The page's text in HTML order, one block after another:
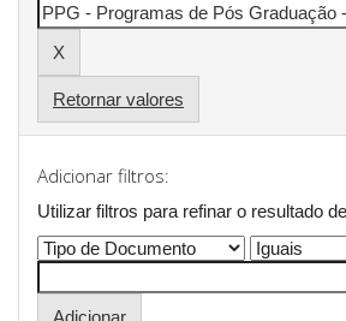
Retornar valores
Adicionar filtros:
Utilizar filtros para refinar o resultado